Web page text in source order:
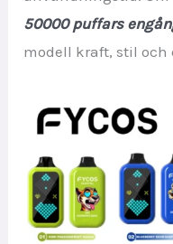
50000 puffars
modell kraft, stil